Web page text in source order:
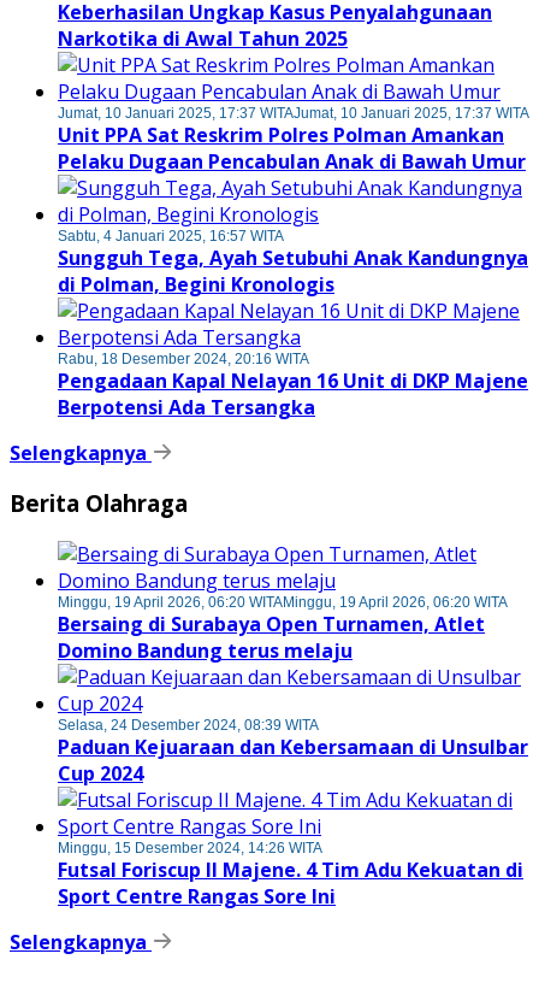
Keberhasilan Ungkap Kasus Penyalahgunaan
Narkotika di Awal Tahun 2025
Jumat, 10 Januari 2025, 17:37 WITAJumat, 10 Januari 2025, 17:37 WITA
Unit PPA Sat Reskrim Polres Polman Amankan
Pelaku Dugaan Pencabulan Anak di Bawah Umur
Sabtu, 4 Januari 2025, 16:57 WITA
Sungguh Tega, Ayah Setubuhi Anak Kandungnya
di Polman, Begini Kronologis
Rabu, 18 Desember 2024, 20:16 WITA
Pengadaan Kapal Nelayan 16 Unit di DKP Majene
Berpotensi Ada Tersangka
Selengkapnya
Berita Olahraga
Minggu, 19 April 2026, 06:20 WITAMinggu, 19 April 2026, 06:20 WITA
Bersaing di Surabaya Open Turnamen, Atlet
Domino Bandung terus melaju
Selasa, 24 Desember 2024, 08:39 WITA
Paduan Kejuaraan dan Kebersamaan di Unsulbar
Cup 2024
Minggu, 15 Desember 2024, 14:26 WITA
Futsal Foriscup II Majene. 4 Tim Adu Kekuatan di
Sport Centre Rangas Sore Ini
Selengkapnya